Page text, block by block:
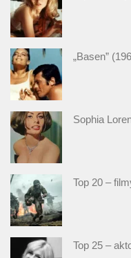
„Basen”
Sophia
Top 20 –
Top 25 –